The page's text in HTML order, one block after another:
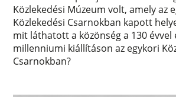
Közlekedési Múzeum volt, amely az
Közlekedési Csarnokban kapott
mit láthatott a közönség a 130 évvel
millenniumi kiállításon az egykori
Csarnokban?